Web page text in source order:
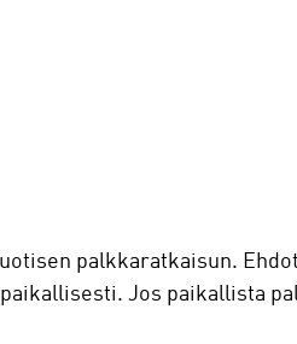
palkkaratkaisun.
Jos paikallista